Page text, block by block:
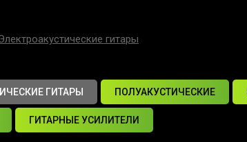
гитары
ГИТАРЫ ПОЛУАКУСТИЧЕСКИЕ
ГИТАРНЫЕ УСИЛИТЕЛИ